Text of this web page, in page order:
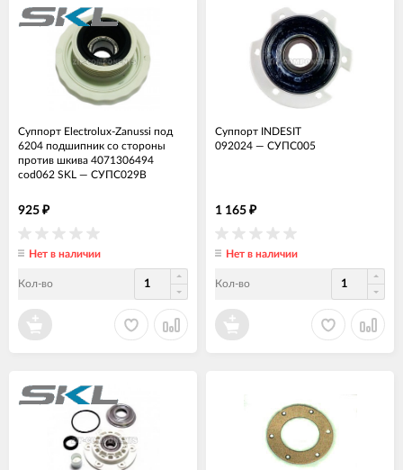
Суппорт Electrolux-Zanussi под
6204 подшипник со стороны
против шкива 4071306494
cod062 SKL
— СУПС029В
925 ₽
Нет в наличии
Кол-во
Суппорт INDESIT
092024 — СУПС005
1 165 ₽
Нет в наличии
Кол-во